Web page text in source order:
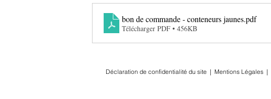
bon de commande - conteneurs jaunes.pdf
Télécharger PDF • 456KB
Déclaration de confidentialité du site | Mentions Légales |